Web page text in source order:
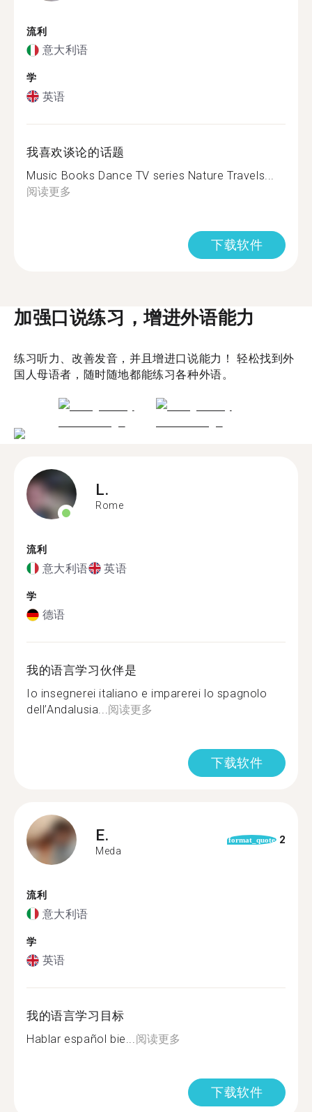
流利
意大利语
学
英语
我喜欢谈论的话题
Music Books Dance TV series Nature Travels...
阅读更多
下载软件
加强口说练习，增进外语能力
练习听力、改善发音，并且增进口说能力！ 轻松找到外
国人母语者，随时随地都能练习各种外语。
L.
Rome
流利
意大利语 英语
学
德语
我的语言学习伙伴是
Io insegnerei italiano e imparerei lo spagnolo
dell’Andalusia...阅读更多
下载软件
E.
Meda
format_quote 2
流利
意大利语
学
英语
我的语言学习目标
Hablar español bie...阅读更多
下载软件